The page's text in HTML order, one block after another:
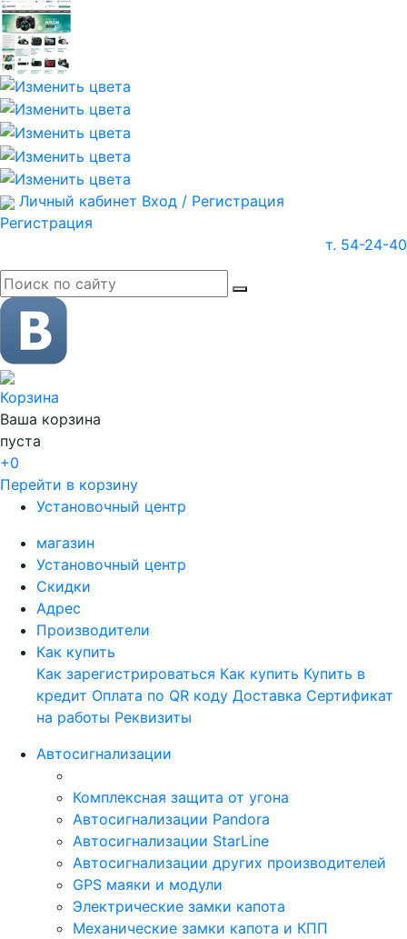
Личный кабинет Вход / Регистрация
Регистрация
т. 54-24-40
Корзина
Ваша корзина
пуста
+0
Перейти в корзину
Установочный центр
магазин
Установочный центр
Скидки
Адрес
Производители
Как купить
Как зарегистрироваться Как купить Купить в
кредит Оплата по QR коду Доставка Сертификат
на работы Реквизиты
Автосигнализации
Комплексная защита от угона
Автосигнализации Pandora
Автосигнализации StarLine
Автосигнализации других производителей
GPS маяки и модули
Электрические замки капота
Механические замки капота и КПП